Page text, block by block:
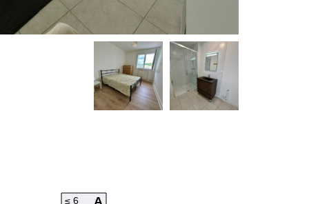
≤ 6